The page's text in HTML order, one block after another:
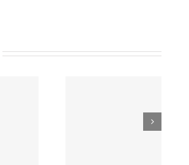
Prière
universelle
l’Épiphanie
du